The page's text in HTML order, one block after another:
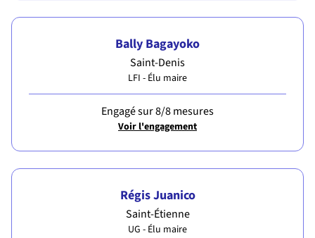
Bally Bagayoko
Saint-Denis
LFI - Élu maire
Engagé sur 8/8 mesures
Voir l'engagement
Régis Juanico
Saint-Étienne
UG - Élu maire